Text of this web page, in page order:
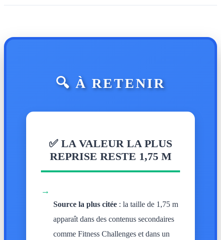
🔍 À RETENIR
✅ LA VALEUR LA PLUS
REPRISE RESTE 1,75 M
→
Source la plus citée : la taille de 1,75 m
apparaît dans des contenus secondaires
comme Fitness Challenges et dans un